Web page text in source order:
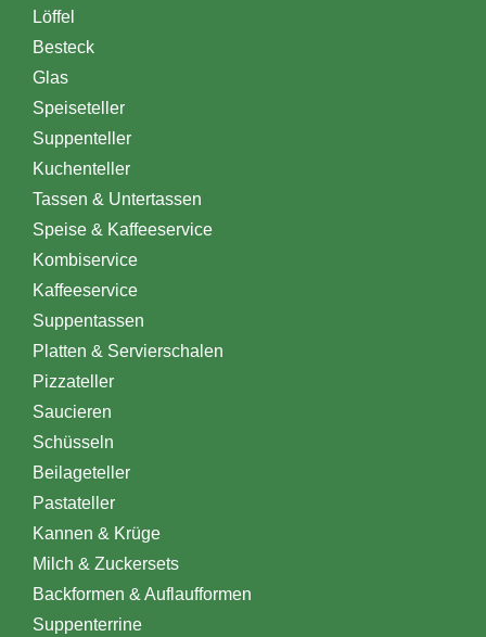
Löffel
Besteck
Glas
Speiseteller
Suppenteller
Kuchenteller
Tassen & Untertassen
Speise & Kaffeeservice
Kombiservice
Kaffeeservice
Suppentassen
Platten & Servierschalen
Pizzateller
Saucieren
Schüsseln
Beilageteller
Pastateller
Kannen & Krüge
Milch & Zuckersets
Backformen & Auflaufformen
Suppenterrine